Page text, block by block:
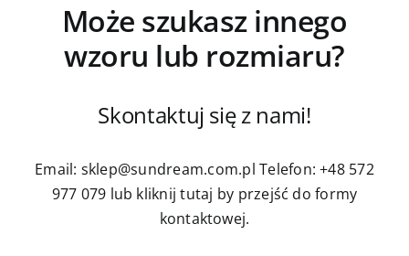
Może szukasz innego
wzoru lub rozmiaru?
Skontaktuj się z nami!
Email: sklep@sundream.com.pl Telefon: +48 572
977 079 lub kliknij tutaj by przejść do formy
kontaktowej.